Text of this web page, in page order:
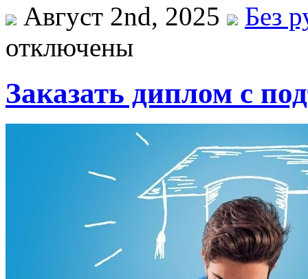
Август 2nd, 2025
Без
отключены
Заказать диплом с